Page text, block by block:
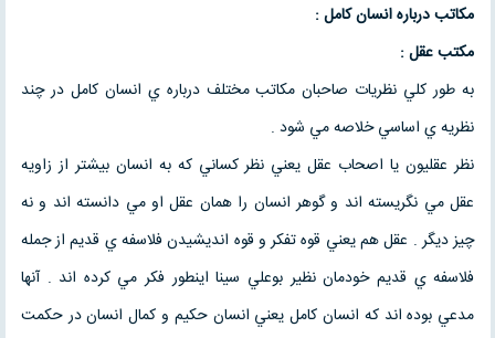
مكاتب درباره انسان كامل :
مكتب عقل :
به طور كلي نظريات صاحبان مكاتب مختلف درباره ي انسان كامل در چند
نظريه ي اساسي خلاصه مي شود .
نظر عقليون يا اصحاب عقل يعني نظر كساني كه به انسان بيشتر از زاويه
عقل مي نگريسته اند و گوهر انسان را همان عقل او مي دانسته اند و نه
چيز ديگر . عقل هم يعني قوه تفكر و قوه انديشيدن فلاسفه ي قديم از جمله
فلاسفه ي قديم خودمان نظير بوعلي سينا اينطور فكر مي كرده اند . آنها
مدعي بوده اند كه انسان كامل يعني انسان حكيم و كمال انسان در حكمت